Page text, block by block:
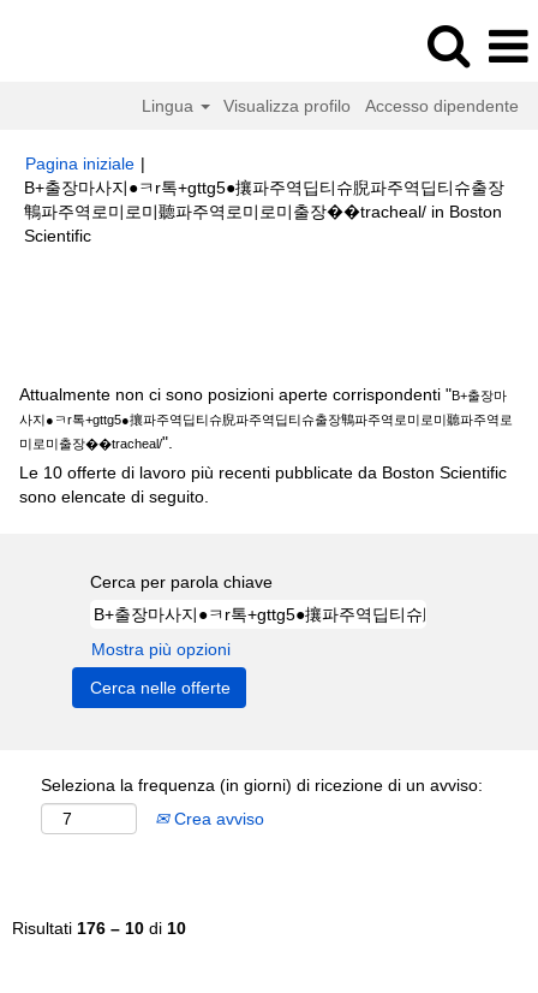
Lingua Visualizza profilo Accesso dipendente
Pagina iniziale |
B+출장마사지●ㅋr톡+gttg5●攘파주역딥티슈腉파주역딥티슈출장
鶽파주역로미로미聽파주역로미로미출장��tracheal/ in Boston
Scientific(pagina
Attualmente non ci sono posizioni aperte corrispondenti "B+출장마
사지●ㅋr톡+gttg5●攘파주역딥티슈腉파주역딥티슈출장鶽파주역로미로미聽파주역로
미로미출장��tracheal/".
Le 10 offerte di lavoro più recenti pubblicate da Boston Scientific
sono elencate di seguito.
Cerca per parola chiave
Mostra più opzioni
Seleziona la frequenza (in giorni) di ricezione di un avviso:
Crea avviso
Risultati 176 – 10 di 10